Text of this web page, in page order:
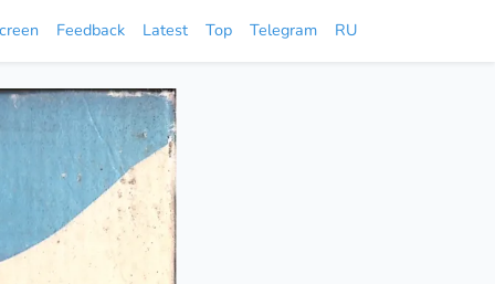
Feedback Latest Top Telegram RU